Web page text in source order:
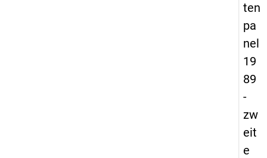
ten
pa
nel
19
89
-
zw
eit
e